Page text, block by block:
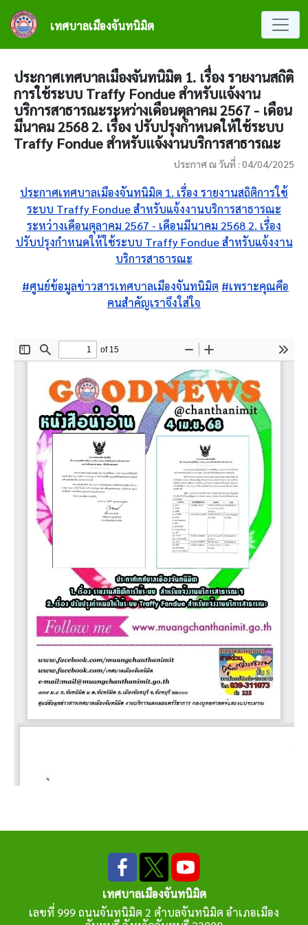
ข้ามไปยังเนื้อหาหลัก
เทศบาลเมืองจันทนิมิต
ประกาศเทศบาลเมืองจันทนิมิต 1. เรื่อง รายงานสถิติ
การใช้ระบบ Traffy Fondue สำหรับแจ้งงาน
บริการสาธารณะระหว่างเดือนตุลาคม 2567 - เดือน
มีนาคม 2568 2. เรื่อง ปรับปรุงกำหนดให้ใช้ระบบ
Traffy Fondue สำหรับแจ้งงานบริการสาธารณะ
ประกาศ ณ วันที่ : 04/04/2025
ประกาศเทศบาลเมืองจันทนิมิต 1. เรื่อง รายงานสถิติการใช้
ระบบ Traffy Fondue สำหรับแจ้งงานบริการสาธารณะ
ระหว่างเดือนตุลาคม 2567 - เดือนมีนาคม 2568 2. เรื่อง
ปรับปรุงกำหนดให้ใช้ระบบ Traffy Fondue สำหรับแจ้งงาน
บริการสาธารณะ
#ศูนย์ข้อมูลข่าวสารเทศบาลเมืองจันทนิมิต #เพราะคุณคือ
คนสำคัญเราจึงใส่ใจ
เทศบาลเมืองจันทนิมิต
เลขที่ 999 ถนนจันทนิมิต 2 ตำบลจันทนิมิต อำเภอเมือง